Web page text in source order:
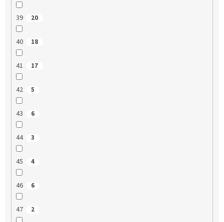
39 20
40 18
41 17
42 5
43 6
44 3
45 4
46 6
47 2